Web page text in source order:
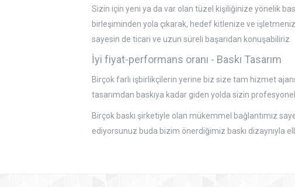
Sizin için yeni ya da var olan tüzel kişiliğinize yönelik
birleşiminden yola çıkarak, hedef kitlenize ve
sayesin de ticari ve uzun süreli başarıdan konuşabiliriz.
İyi fiyat-performans oranı - Baskı Tasarım
Birçok farlı işbirlikçilerin yerine biz size tam hizmet
tasarımdan baskıya kadar giden yolda sizin
Birçok baskı şirketiyle olan mükemmel bağlantımız
ediyorsunuz buda bizim önerdiğimiz baskı dizaynıyla